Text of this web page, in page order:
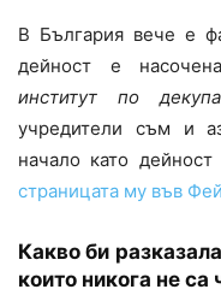
В България вече е
дейност е
институт по
учредители съм и
начало като
страницата му във
Какво би
които никога не са